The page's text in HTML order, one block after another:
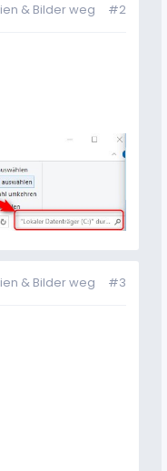
& Bilder weg #2
& Bilder weg #3